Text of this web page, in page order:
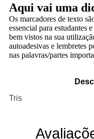
Aqui vai uma
Os marcadores de texto
essencial para estudantes
bem vistos na sua
autoadesivas e lembretes
nas palavras/partes
Tris